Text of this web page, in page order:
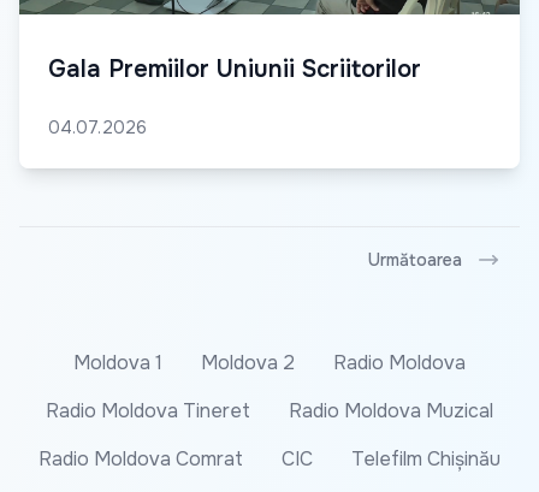
Gala Premiilor Uniunii Scriitorilor
04.07.2026
Următoarea
Moldova 1 Moldova 2
Radio Moldova
Radio Moldova Tineret
Radio Moldova Muzical
Radio Moldova Comrat
CIC
Telefilm Chișinău